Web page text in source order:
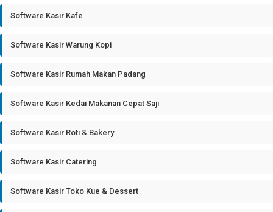
Software Kasir Kafe
Software Kasir Warung Kopi
Software Kasir Rumah Makan Padang
Software Kasir Kedai Makanan Cepat Saji
Software Kasir Roti & Bakery
Software Kasir Catering
Software Kasir Toko Kue & Dessert